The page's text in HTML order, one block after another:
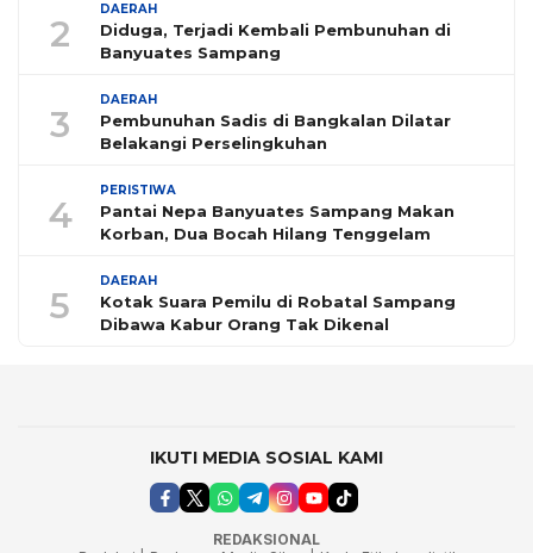
2
DAERAH
Diduga, Terjadi Kembali Pembunuhan di
Banyuates Sampang
3
DAERAH
Pembunuhan Sadis di Bangkalan Dilatar
Belakangi Perselingkuhan
4
PERISTIWA
Pantai Nepa Banyuates Sampang Makan
Korban, Dua Bocah Hilang Tenggelam
5
DAERAH
Kotak Suara Pemilu di Robatal Sampang
Dibawa Kabur Orang Tak Dikenal
IKUTI MEDIA SOSIAL KAMI
REDAKSIONAL